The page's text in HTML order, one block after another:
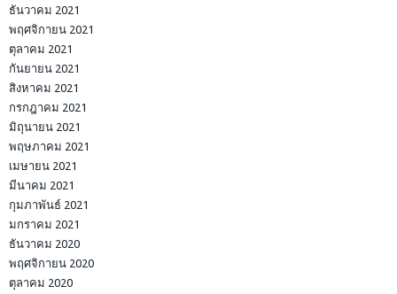
ธันวาคม 2021
พฤศจิกายน 2021
ตุลาคม 2021
กันยายน 2021
สิงหาคม 2021
กรกฎาคม 2021
มิถุนายน 2021
พฤษภาคม 2021
เมษายน 2021
มีนาคม 2021
กุมภาพันธ์ 2021
มกราคม 2021
ธันวาคม 2020
พฤศจิกายน 2020
ตุลาคม 2020